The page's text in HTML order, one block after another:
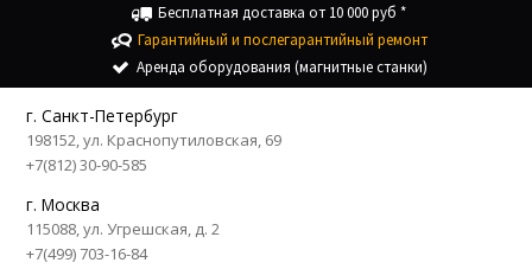
Бесплатная доставка от 10 000 руб *
Гарантийный и послегарантийный ремонт
Аренда оборудования (магнитные станки)
г. Санкт-Петербург
198152, ул. Краснопутиловская, 69
+7(812) 30-90-585
г. Москва
115088, ул. Угрешская, д. 2
+7(499) 703-16-84